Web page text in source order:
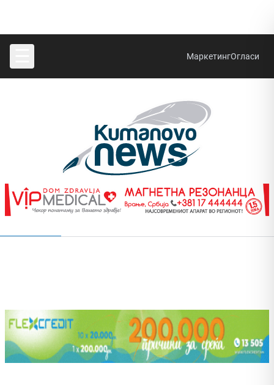
МаркетингОгласи